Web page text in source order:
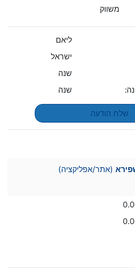
משווק
ליאם
ישראל
שנה
שנה
שלח הודעה
(אתר/אפליקציה)